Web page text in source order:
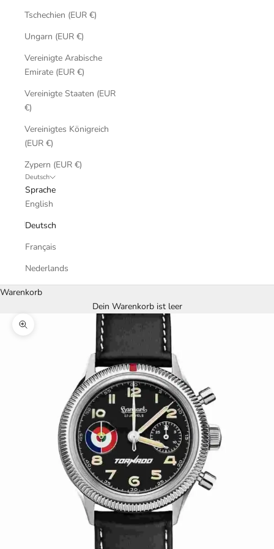
Tschechien (EUR €)
Ungarn (EUR €)
Vereinigte Arabische
Emirate (EUR €)
Vereinigte Staaten (EUR
€)
Vereinigtes Königreich
(EUR €)
Zypern (EUR €)
Deutsch
Sprache
English
Deutsch
Français
Nederlands
Warenkorb
Dein Warenkorb ist leer
Bild vergrößern